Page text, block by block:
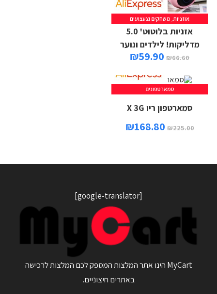
אוזניות, משחקים וצעצועים
אזניות בלוטוט' 5.0
מדליקות! לילדים ונוער
₪66.60
₪59.90
סמארטפונים
סמארטפון ריו X 3G
₪225.00
₪168.80
[google-translator]
MyCart הינו אתר המלצות המספק לכם המלצות לרכישה
באתרים חיצוניים.